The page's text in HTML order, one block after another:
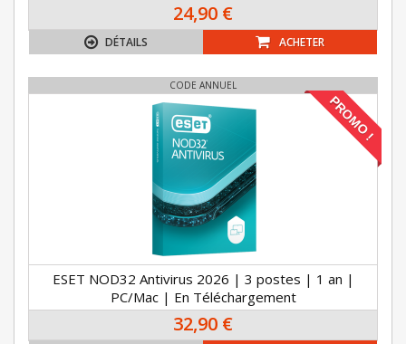
24,90 €
DÉTAILS ACHETER
CODE ANNUEL
PROMO !
ESET NOD32 Antivirus 2026 | 3 postes | 1 an |
PC/Mac | En Téléchargement
32,90 €